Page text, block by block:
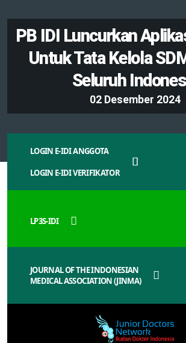
LOGIN E-IDI ANGGOTA
LOGIN E-IDI VERIFIKATOR
LP3S-IDI
JOURNAL OF THE INDONESIAN
MEDICAL ASSOCIATION (JINMA)